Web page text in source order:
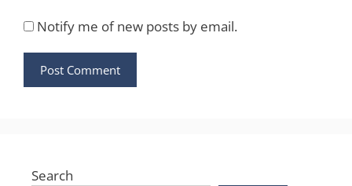
Notify me of new posts by email.
Search